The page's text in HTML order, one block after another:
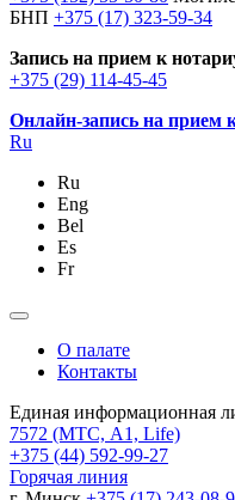
БНП +375 (17) 323-59-34
Запись на прием к
+375 (29) 114-45-45
Онлайн-запись на прием
Ru
Ru
Eng
Bel
Es
Fr
О палате
Контакты
Единая информационная
7572 (МТС, A1, Life)
+375 (44) 592-99-27
Горячая линия